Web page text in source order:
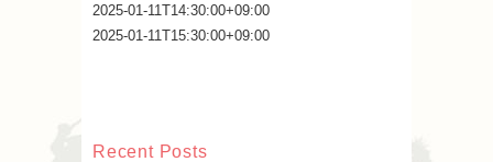
2025-01-11T14:30:00+09:00
2025-01-11T15:30:00+09:00
Recent Posts